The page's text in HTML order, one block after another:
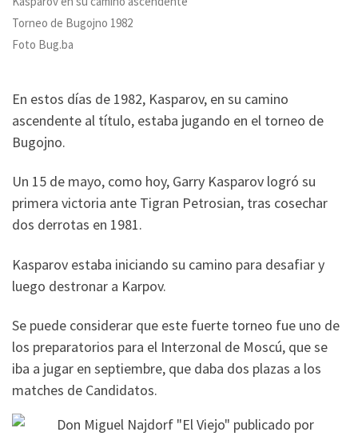
Torneo de Bugojno 1982
Foto Bug.ba
En estos días de 1982, Kasparov, en su camino
ascendente al título, estaba jugando en el torneo de
Bugojno.
Un 15 de mayo, como hoy, Garry Kasparov logró su
primera victoria ante Tigran Petrosian, tras cosechar
dos derrotas en 1981.
Kasparov estaba iniciando su camino para desafiar y
luego destronar a Karpov.
Se puede considerar que este fuerte torneo fue uno de
los preparatorios para el Interzonal de Moscú, que se
iba a jugar en septiembre, que daba dos plazas a los
matches de Candidatos.